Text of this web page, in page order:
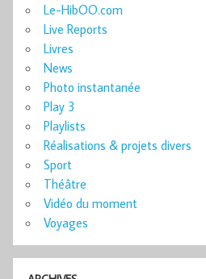
Le-HibOO.com
Live Reports
Livres
News
Photo instantanée
Play 3
Playlists
Réalisations & projets divers
Sport
Théâtre
Vidéo du moment
Voyages